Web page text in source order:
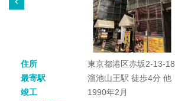
住所
東京都港区赤坂2-13-18
最寄駅
溜池山王駅 徒歩4分 他
竣工
1990年2月